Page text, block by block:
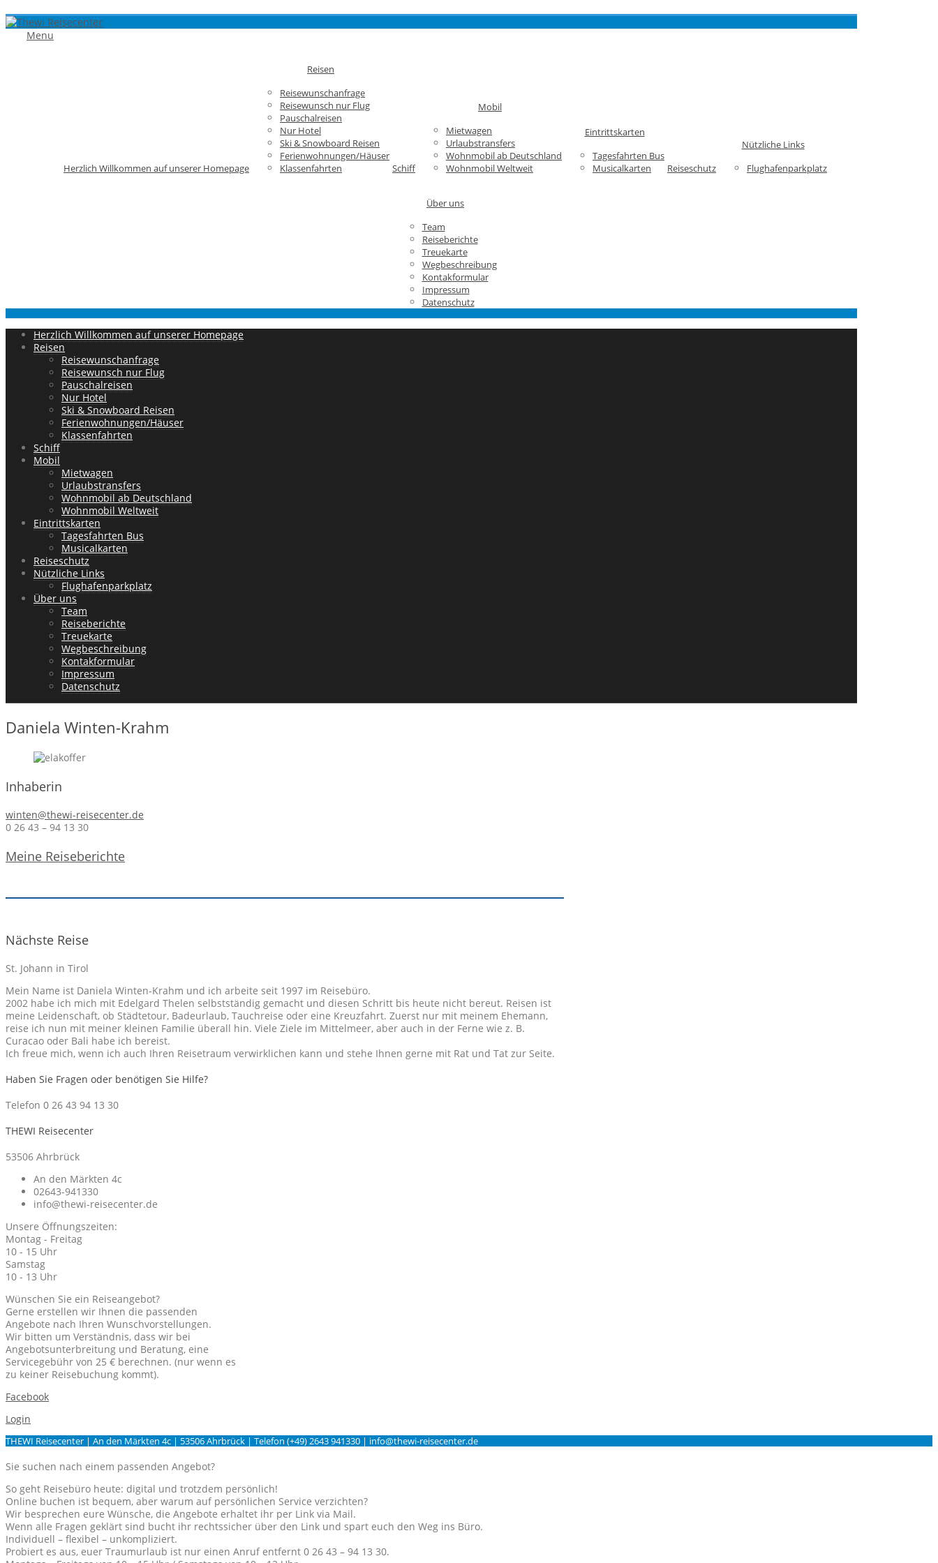
Menu
Herzlich Willkommen auf unserer Homepage
Reisen
Reisewunschanfrage
Reisewunsch nur Flug
Pauschalreisen
Nur Hotel
Ski & Snowboard Reisen
Ferienwohnungen/Häuser
Klassenfahrten
Schiff
Mobil
Mietwagen
Urlaubstransfers
Wohnmobil ab Deutschland
Wohnmobil Weltweit
Eintrittskarten
Tagesfahrten Bus
Musicalkarten
Reiseschutz
Nützliche Links
Flughafenparkplatz
Über uns
Team
Reiseberichte
Treuekarte
Wegbeschreibung
Kontakformular
Impressum
Datenschutz
Herzlich Willkommen auf unserer Homepage
Reisen
Reisewunschanfrage
Reisewunsch nur Flug
Pauschalreisen
Nur Hotel
Ski & Snowboard Reisen
Ferienwohnungen/Häuser
Klassenfahrten
Schiff
Mobil
Mietwagen
Urlaubstransfers
Wohnmobil ab Deutschland
Wohnmobil Weltweit
Eintrittskarten
Tagesfahrten Bus
Musicalkarten
Reiseschutz
Nützliche Links
Flughafenparkplatz
Über uns
Team
Reiseberichte
Treuekarte
Wegbeschreibung
Kontakformular
Impressum
Datenschutz
Daniela Winten-Krahm
Inhaberin
winten@thewi-reisecenter.de
0 26 43 – 94 13 30
Meine Reiseberichte
Nächste Reise
St. Johann in Tirol
Mein Name ist Daniela Winten-Krahm und ich arbeite seit 1997 im Reisebüro.
2002 habe ich mich mit Edelgard Thelen selbstständig gemacht und diesen Schritt bis heute nicht bereut. Reisen ist
meine Leidenschaft, ob Städtetour, Badeurlaub, Tauchreise oder eine Kreuzfahrt. Zuerst nur mit meinem Ehemann,
reise ich nun mit meiner kleinen Familie überall hin. Viele Ziele im Mittelmeer, aber auch in der Ferne wie z. B.
Curacao oder Bali habe ich bereist.
Ich freue mich, wenn ich auch Ihren Reisetraum verwirklichen kann und stehe Ihnen gerne mit Rat und Tat zur Seite.
Haben Sie Fragen oder benötigen Sie Hilfe?
Telefon 0 26 43 94 13 30
THEWI Reisecenter
53506 Ahrbrück
An den Märkten 4c
02643-941330
info@thewi-reisecenter.de
Unsere Öffnungszeiten:
Montag - Freitag
10 - 15 Uhr
Samstag
10 - 13 Uhr
Wünschen Sie ein Reiseangebot?
Gerne erstellen wir Ihnen die passenden
Angebote nach Ihren Wunschvorstellungen.
Wir bitten um Verständnis, dass wir bei
Angebotsunterbreitung und Beratung, eine
Servicegebühr von 25 € berechnen. (nur wenn es
zu keiner Reisebuchung kommt).
Facebook
Login
THEWI Reisecenter | An den Märkten 4c | 53506 Ahrbrück | Telefon (+49) 2643 941330 | info@thewi-reisecenter.de
Sie suchen nach einem passenden Angebot?
So geht Reisebüro heute: digital und trotzdem persönlich!
Online buchen ist bequem, aber warum auf persönlichen Service verzichten?
Wir besprechen eure Wünsche, die Angebote erhaltet ihr per Link via Mail.
Wenn alle Fragen geklärt sind bucht ihr rechtssicher über den Link und spart euch den Weg ins Büro.
Individuell – flexibel – unkompliziert.
Probiert es aus, euer Traumurlaub ist nur einen Anruf entfernt 0 26 43 – 94 13 30.